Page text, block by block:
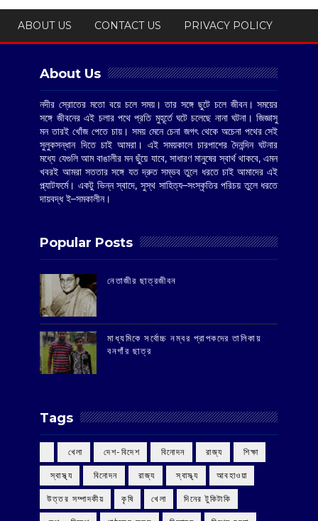
ABOUT US CONTACT US PRIVACY POLICY
About Us
নদীর স্রোতের মতো বয়ে চলে সময়। তার সঙ্গে ছুটে চলে জীবন। সময়ের
সঙ্গে জীবনের এই চলার পথে প্রতি মুহূর্তে ঘটে চলেছে নানা ঘটনা। জিজ্ঞাসু
মন তারই খোঁজ পেতে চায়। সময় মেনে চেনা জগৎ থেকে অচেনা পথের সেই
সুলুকসন্ধান দিতে চাই আমরা। এই সময়কালে চারপাশের দৈনন্দিন ঘটনার
মধ্যে যেগুলি আম বাঙালীর মন ছুঁয়ে যাবে, সাধারণ মানুষের স্বার্থ থাকবে, এমন
খবরই আমরা সততার সঙ্গে যত দ্রুত সম্ভব তুলে ধরতে চাই আমাদের এই
প্ল্যাটফর্মে। একটু ভিন্ন স্বাদে, সুস্থ সাহিত্য–সংস্কৃতির পরিচয় তুলে ধরতে
দায়বদ্ধ ই–সমকালীন।
Popular Posts
‌নেতাজীর ছাত্রজীবন
মাধ্যমিকে সর্বোচ্চ নম্বর প্রাপকদের তালিকায়
বনগাঁর ছাত্র
Tags
‌ খেলা ‌ দেশ-বিদেশ ‌ বিনোদন ‌ রাজ্য ‌ শিক্ষা
‌ স্বাস্থ্য ‌ বিনোদন ‌ রাজ্য ‌ স্বাস্থ্য আবহাওয়া
উত্তর সম্পাদকীয় কৃষি খেলা দিনের টুকিটাকি